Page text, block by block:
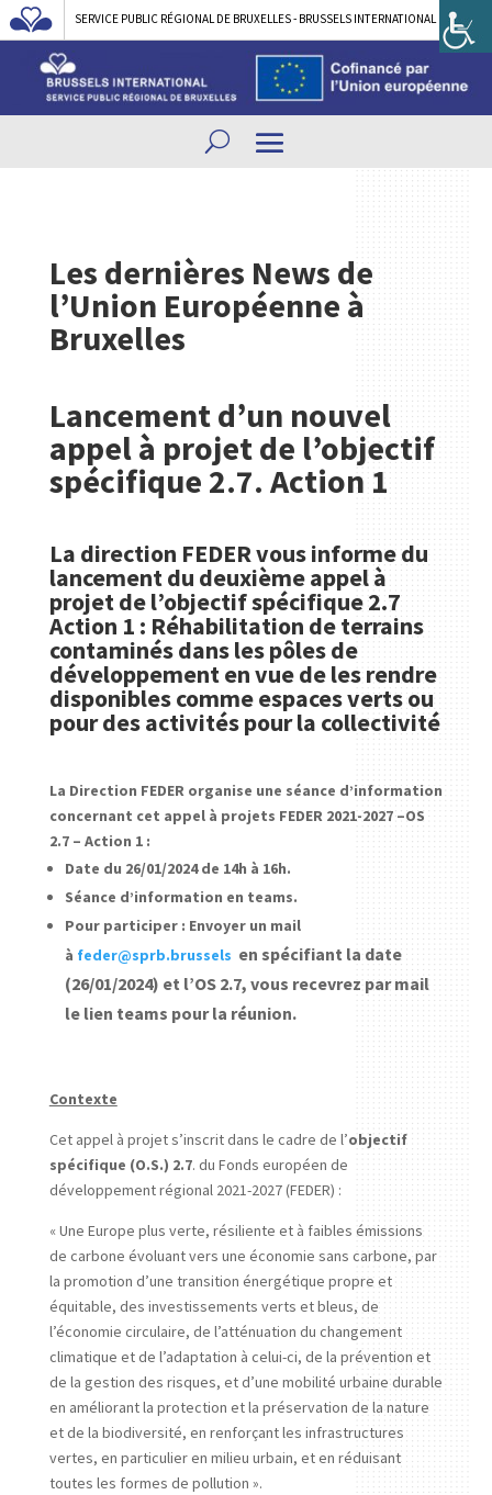
SERVICE PUBLIC RÉGIONAL DE BRUXELLES - BRUSSELS INTERNATIONAL
Les dernières News de
l’Union Européenne à
Bruxelles
Lancement d’un nouvel
appel à projet de l’objectif
spécifique 2.7. Action 1
La direction FEDER vous informe du
lancement du deuxième appel à
projet de l’objectif spécifique 2.7
Action 1 : Réhabilitation de terrains
contaminés dans les pôles de
développement en vue de les rendre
disponibles comme espaces verts ou
pour des activités pour la collectivité
La Direction FEDER organise une séance d’information
concernant cet appel à projets FEDER 2021-2027 –OS
2.7 – Action 1 :
Date du 26/01/2024 de 14h à 16h.
Séance d’information en teams.
Pour participer : Envoyer un mail
à feder@sprb.brussels en spécifiant la date
(26/01/2024) et l’OS 2.7, vous recevrez par mail
le lien teams pour la réunion.
Contexte
Cet appel à projet s’inscrit dans le cadre de l’objectif
spécifique (O.S.) 2.7. du Fonds européen de
développement régional 2021-2027 (FEDER) :
« Une Europe plus verte, résiliente et à faibles émissions
de carbone évoluant vers une économie sans carbone, par
la promotion d’une transition énergétique propre et
équitable, des investissements verts et bleus, de
l’économie circulaire, de l’atténuation du changement
climatique et de l’adaptation à celui-ci, de la prévention et
de la gestion des risques, et d’une mobilité urbaine durable
en améliorant la protection et la préservation de la nature
et de la biodiversité, en renforçant les infrastructures
vertes, en particulier en milieu urbain, et en réduisant
toutes les formes de pollution ».